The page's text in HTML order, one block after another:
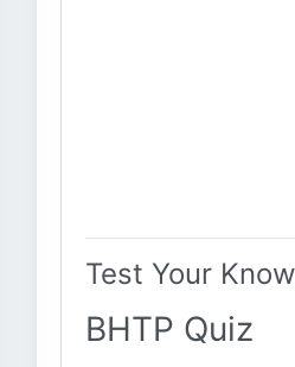
Test Your
BHTP Quiz